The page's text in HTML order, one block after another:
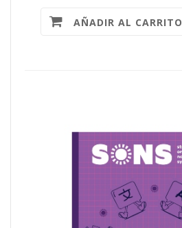
AÑADIR AL CARRITO